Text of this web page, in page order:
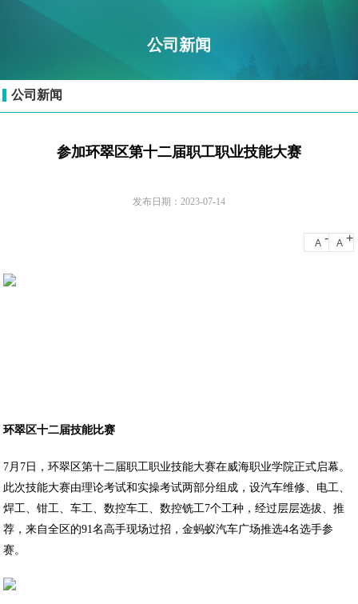
公司新闻
公司新闻
参加环翠区第十二届职工职业技能大赛
发布日期：2023-07-14
A - A +
环翠区十二届技能比赛
7月7日，环翠区第十二届职工职业技能大赛在威海职业学院正式启幕。
此次技能大赛由理论考试和实操考试两部分组成，设汽车维修、电工、
焊工、钳工、车工、数控车工、数控铣工7个工种，经过层层选拔、推
荐，来自全区的91名高手现场过招，金蚂蚁汽车广场推选4名选手参
赛。